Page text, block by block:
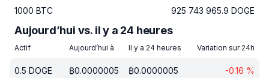
1000 BTC 925 743 965.9 DOGE
Aujourd’hui vs. il y a 24 heures
Actif Aujourd’hui à Il y a 24 heures Variation sur 24h
0.5 DOGE ₿0.0000005 ₿0.0000005 -0.16 %